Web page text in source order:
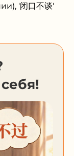
'闭口不谈'